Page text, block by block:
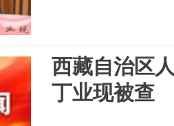
西藏自治区
丁业现被查